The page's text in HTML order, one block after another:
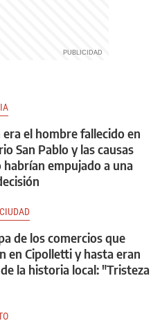
era el hombre fallecido en
San Pablo y las causas
habrían empujado a una
de los comercios que
en Cipolletti y hasta eran
la historia local: "Tristeza